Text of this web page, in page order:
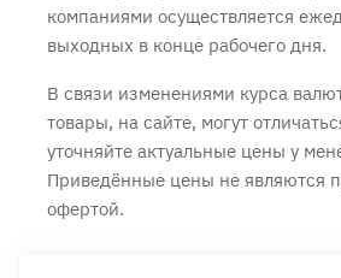
компаниями осуществляется
выходных в конце рабочего дня.
В связи изменениями курса
товары, на сайте, могут
уточняйте актуальные цены у
Приведённые цены не являются
офертой.